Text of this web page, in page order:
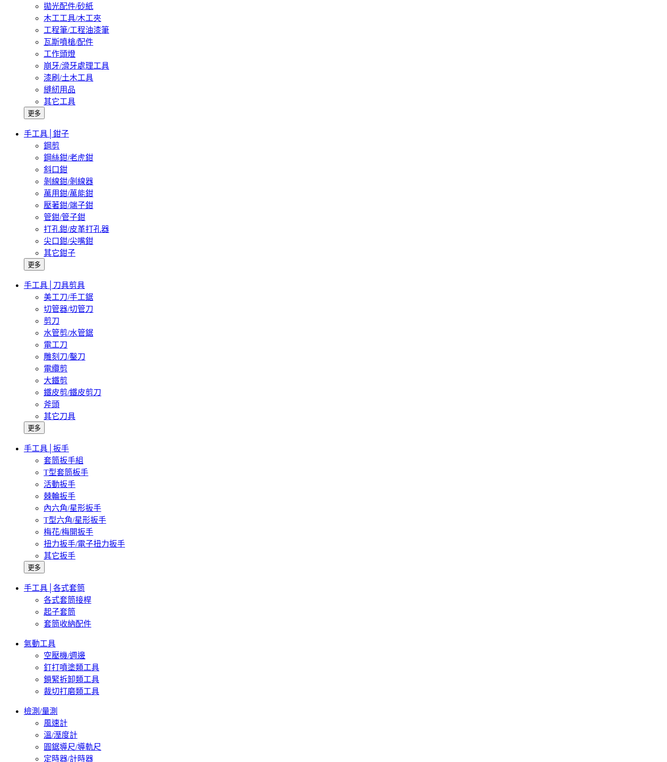
拋光配件/砂紙
木工工具/木工夾
工程筆/工程油漆筆
瓦斯噴槍/配件
工作頭燈
崩牙/滑牙處理工具
漆刷/土木工具
縫紉用品
其它工具
更多
手工具│鉗子
鋼剪
鋼絲鉗/老虎鉗
斜口鉗
剝線鉗/剝線器
萬用鉗/萬能鉗
壓著鉗/端子鉗
管鉗/管子鉗
打孔鉗/皮革打孔器
尖口鉗/尖嘴鉗
其它鉗子
更多
手工具│刀具剪具
美工刀/手工鋸
切管器/切管刀
剪刀
水管剪/水管鋸
電工刀
雕刻刀/鑿刀
電纜剪
大鐵剪
鐵皮剪/鐵皮剪刀
斧頭
其它刀具
更多
手工具│扳手
套筒扳手組
T型套筒板手
活動扳手
棘輪扳手
內六角/星形扳手
T型六角/星形扳手
梅花/梅開扳手
扭力扳手/電子扭力扳手
其它扳手
更多
手工具│各式套筒
各式套筒接桿
起子套筒
套筒收納配件
氣動工具
空壓機/週邊
釘打噴塗類工具
鎖緊拆卸類工具
裁切打磨類工具
檢測/量測
風速計
溫/溼度計
圓鋸導尺/導軌尺
定時器/計時器